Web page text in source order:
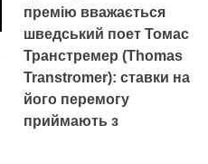
премію вважається
шведський поет Томас
Транстремер (Thomas
Transtromer): ставки на
його перемогу
приймають з